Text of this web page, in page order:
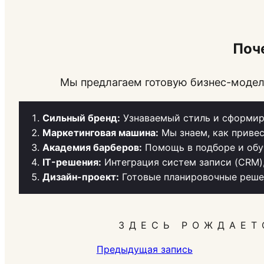
Мы предлагаем готовую бизнес-
Сильный бренд: Узнаваемый стиль и
Маркетинговая машина: Мы знаем, как
Академия барберов: Помощь в подборе и
IT-решения: Интеграция систем записи
Дизайн-проект: Готовые планировочные
ЗДЕСЬ
Предыдущая запись